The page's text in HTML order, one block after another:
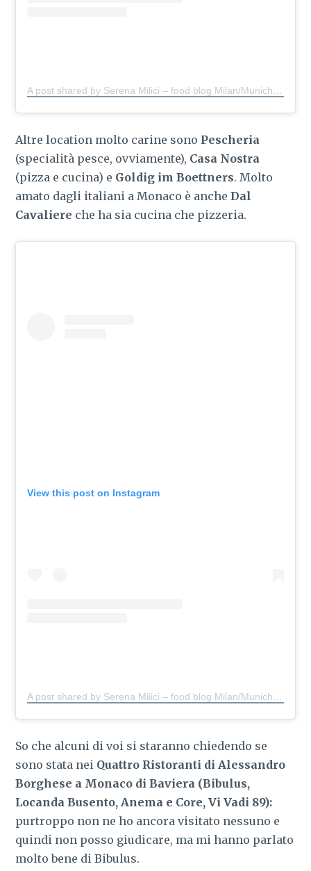
A post shared by Serena Milici – food blog Milan/Munich
Altre location molto carine sono Pescheria
(specialità pesce, ovviamente), Casa Nostra
(pizza e cucina) e Goldig im Boettners. Molto
amato dagli italiani a Monaco è ancheDal
Cavaliere che ha sia cucina che pizzeria.
View this post on Instagram
A post shared by Serena Milici – food blog Milan/Munich
So che alcuni di voi si staranno chiedendo se
sono stata nei Quattro Ristoranti di Alessandro
Borghese a Monaco di Baviera (Bibulus,
Locanda Busento, Anema e Core, Vi Vadi 89):
purtroppo non ne ho ancora visitato nessuno e
quindi non posso giudicare, ma mi hanno parlato
molto bene di Bibulus.